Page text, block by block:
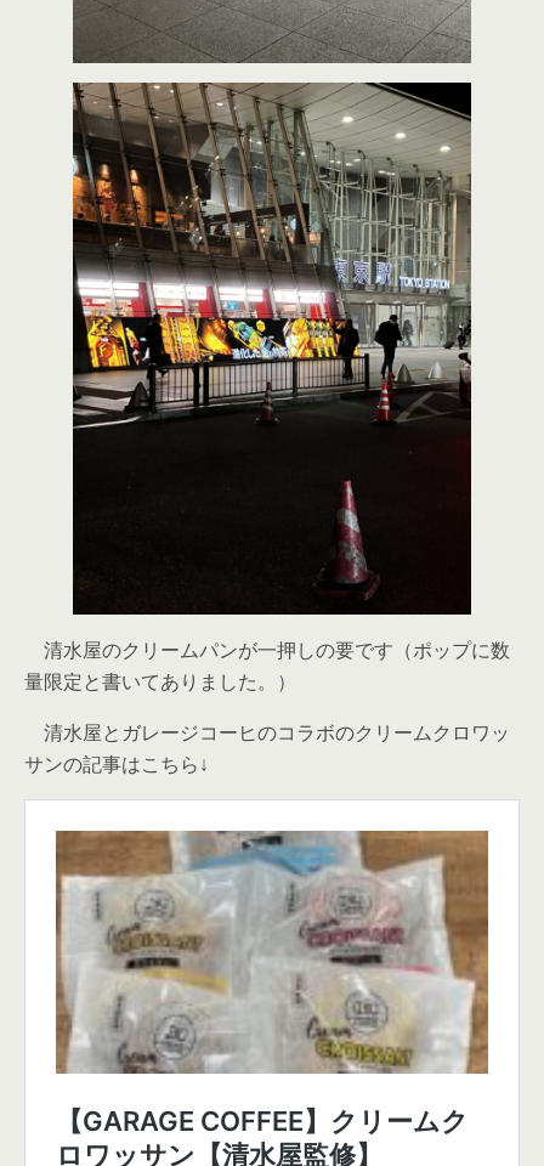
清水屋のクリームパンが一押しの要です（ポップに数
量限定と書いてありました。）
清水屋とガレージコーヒのコラボのクリームクロワッ
サンの記事はこちら↓